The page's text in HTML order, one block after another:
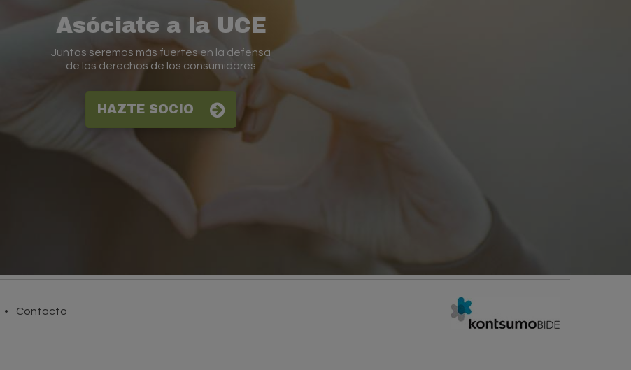
Asóciate a la UCE
Juntos seremos más fuertes en la defensa
de los derechos de los consumidores
HAZTE SOCIO
Contacto